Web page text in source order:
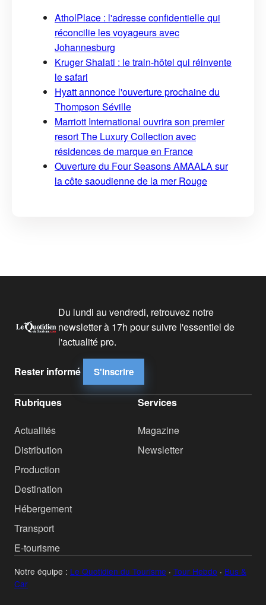
AtholPlace : l'adresse confidentielle qui
réconcilie les voyageurs avec
Johannesburg
Kruger Shalati : le train-hôtel qui réinvente
le safari
Hyatt annonce l'ouverture prochaine du
Thompson Séville
Marriott International ouvrira son premier
resort The Luxury Collection avec
résidences de marque en France
Ouverture du Four Seasons AMAALA sur
la côte saoudienne de la mer Rouge
Du lundi au vendredi, retrouvez notre
newsletter à 17h pour suivre l'essentiel de
l'actualité pro.
Rester informé S'inscrire
Rubriques
Actualités
Distribution
Production
Destination
Hébergement
Transport
E-tourisme
Services
Magazine
Newsletter
Notre équipe : Le Quotidien du Tourisme · Tour Hebdo · Bus &
Car